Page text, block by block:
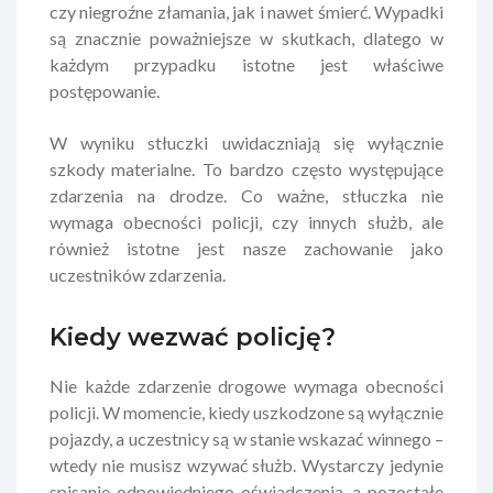
czy niegroźne złamania, jak i nawet śmierć. Wypadki
są znacznie poważniejsze w skutkach, dlatego w
każdym przypadku istotne jest właściwe
postępowanie.
W wyniku stłuczki uwidaczniają się wyłącznie
szkody materialne. To bardzo często występujące
zdarzenia na drodze. Co ważne, stłuczka nie
wymaga obecności policji, czy innych służb, ale
również istotne jest nasze zachowanie jako
uczestników zdarzenia.
Kiedy wezwać policję?
Nie każde zdarzenie drogowe wymaga obecności
policji. W momencie, kiedy uszkodzone są wyłącznie
pojazdy, a uczestnicy są w stanie wskazać winnego –
wtedy nie musisz wzywać służb. Wystarczy jedynie